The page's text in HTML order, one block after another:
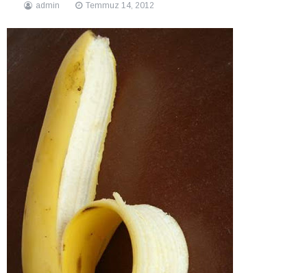
admin Temmuz 14, 2012